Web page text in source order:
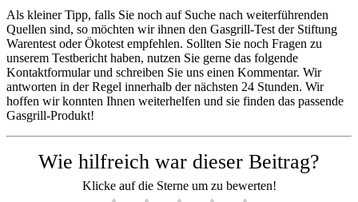
Als kleiner Tipp, falls Sie noch auf Suche nach weiterführenden
Quellen sind, so möchten wir ihnen den Gasgrill-Test der Stiftung
Warentest oder Ökotest empfehlen. Sollten Sie noch Fragen zu
unserem Testbericht haben, nutzen Sie gerne das folgende
Kontaktformular und schreiben Sie uns einen Kommentar. Wir
antworten in der Regel innerhalb der nächsten 24 Stunden. Wir
hoffen wir konnten Ihnen weiterhelfen und sie finden das passende
Gasgrill-Produkt!
Wie hilfreich war dieser Beitrag?
Klicke auf die Sterne um zu bewerten!